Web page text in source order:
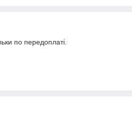
по передоплаті.